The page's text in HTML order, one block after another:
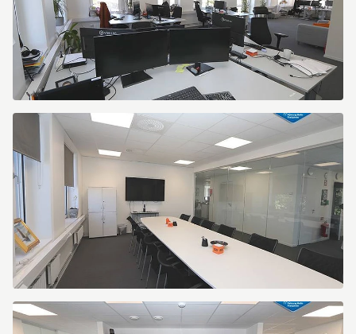
Victor
Hasselblads
gata
9
Victor
Hasselblads